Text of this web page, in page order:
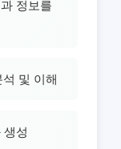
정보를
및 이해
성